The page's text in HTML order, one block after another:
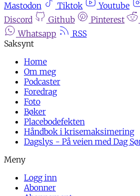
Mastodon
Tiktok Youtube
Discord
Github Pinterest
Whatsapp
RSS
Home
Om meg
Podcaster
Foredrag
Foto
Bøker
Placebodefekten
Håndbok i krisemaksimering
Dagslys - På veien med Dag
Logg inn
Abonner